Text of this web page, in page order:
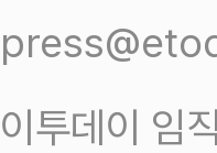
이투데이 임